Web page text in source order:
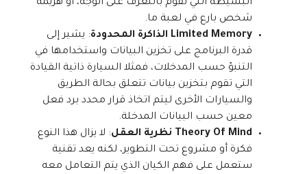
البسيطة التي تقوم بالتعرف على الوجه، أو هزيمة
شخص بارع في لعبة ما.
Limited Memory الذاكرة المحدودة
: يشير إلى
قدرة البرنامج على تخزين البيانات واستخدامها في
التنبؤ حسب المدخلات، فمثلا السيارة ذاتية القيادة
التي تقوم بتخزين بيانات تتعلق بحالة الطريق
والسيارات الأخرى ليتم اتخاذ قرار محدد برد فعل
معين حسب البيانات المدخلة.
Theory Of Mind نظرية العقل
: لا يزال هذا النوع
فكرة أو مشروع تحت التطوير، لكنه يعد تقنية
ستعمل على فهم الكيان الذي يتم التعامل معه